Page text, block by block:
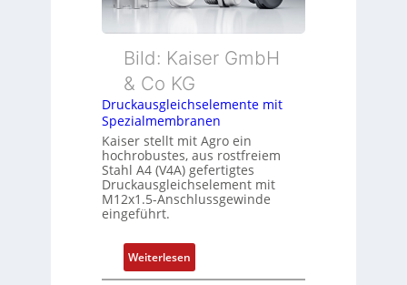
Bild: Kaiser GmbH
& Co KG
Druckausgleichselemente mit
Spezialmembranen
Kaiser stellt mit Agro ein
hochrobustes, aus rostfreiem
Stahl A4 (V4A) gefertigtes
Druckausgleichselement mit
M12x1.5-Anschlussgewinde
eingeführt.
Weiterlesen:
D